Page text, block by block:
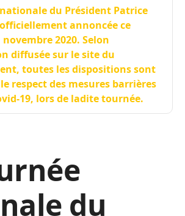
du Président Patrice
annoncée ce
2020. Selon
diffusée sur le site du
toutes les dispositions sont
respect des mesures barrières
19, lors de ladite tournée.
du